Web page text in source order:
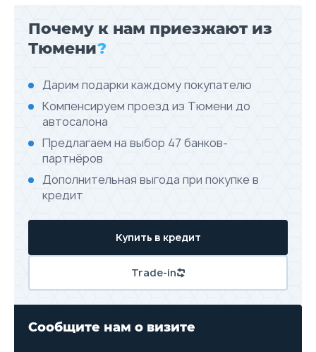
Почему к нам приезжают из
Тюмени?
Дарим подарки каждому покупателю
Компенсируем проезд из Тюмени до
автосалона
Предлагаем на выбор 47 банков-
партнёров
Дополнительная выгода при покупке в
кредит
Купить в кредит
Trade-in
Сообщите нам о визите